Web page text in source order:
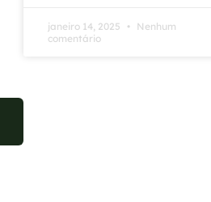
janeiro 14, 2025
Nenhum
comentário